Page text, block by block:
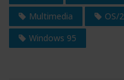
Multimedia
OS/2
Windows 95